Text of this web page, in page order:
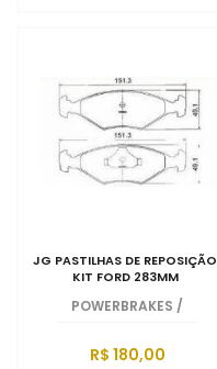
JG PASTILHAS DE REPOSIÇÃO
KIT FORD 283MM
POWERBRAKES /
R$ 180,00